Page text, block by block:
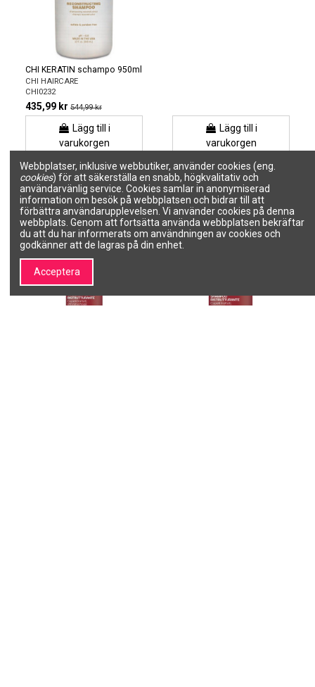
CHI KERATIN schampo 950ml
CHI HAIRCARE
CHI0232
435,99 kr 544,99 kr
Lägg till i
varukorgen
Lägg till i
varukorgen
Webbplatser, inklusive webbutiker, använder cookies (eng.
cookies) för att säkerställa en snabb, högkvalitativ och
användarvänlig service. Cookies samlar in anonymiserad
information om besök på webbplatsen och bidrar till att
förbättra användarupplevelsen. Vi använder cookies på denna
webbplats. Genom att fortsätta använda webbplatsen bekräftar
du att du har informerats om användningen av cookies och
godkänner att de lagras på din enhet.
Acceptera